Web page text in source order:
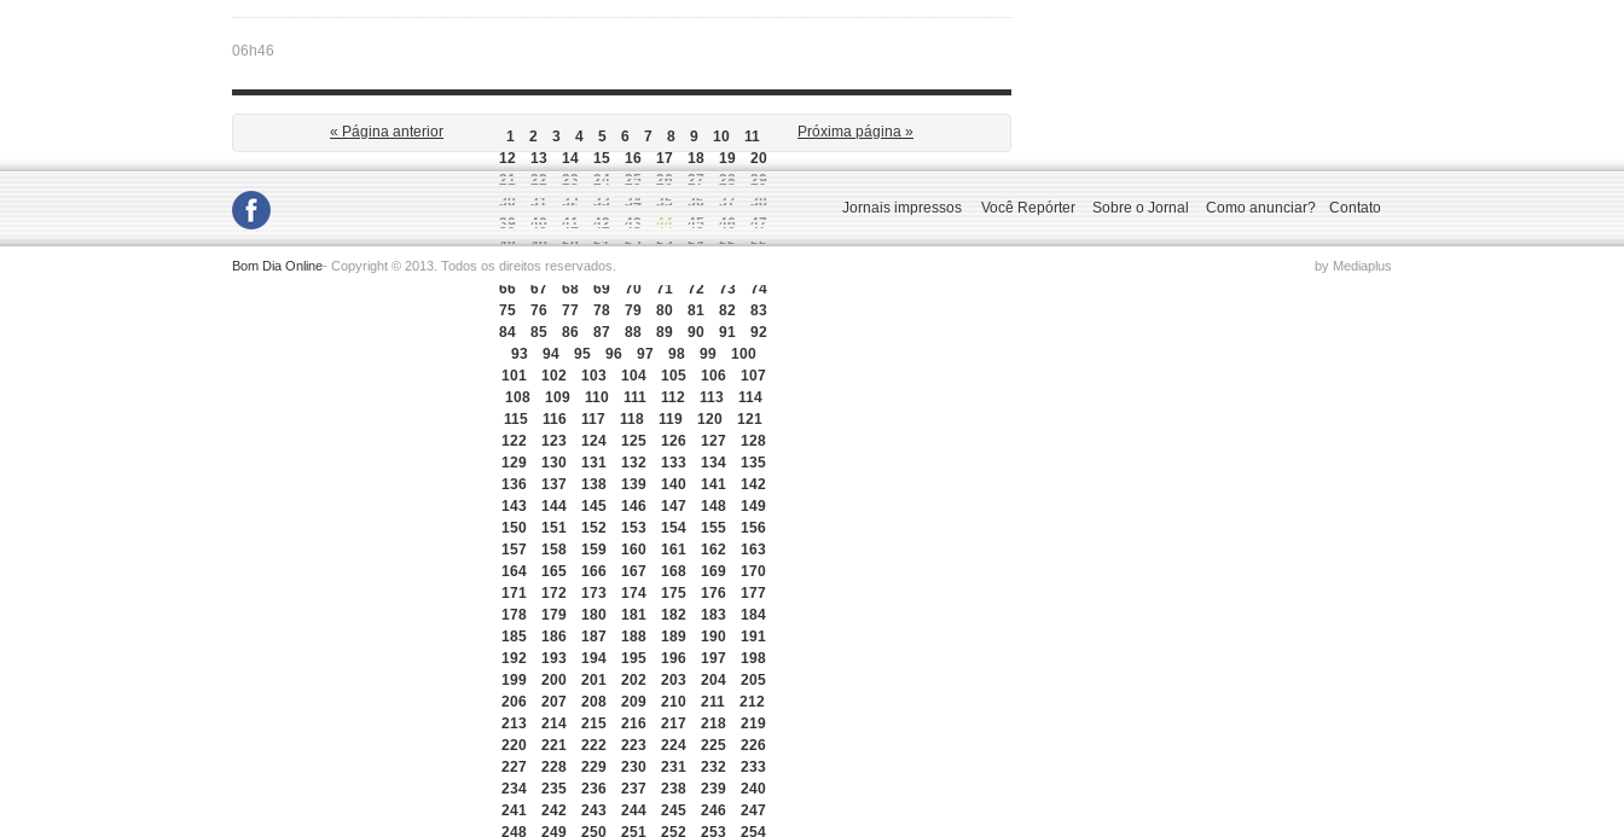
06h46
« Página anterior 1 2 3 4 5 6 7 8 9 10
11
12
13 14 15 16 17 18 19
20
21
22 23 24 25 26 27 28
29
30
31 32 33 34 35 36 37
38
39
40 41 42 43 44 45 46
47
48
49 50 51 52 53 54 55
56
57
58 59 60
66
67 68 69 70 71 72 73
74
75
76 77 78 79 80 81 82
83
84
85 86 87 88 89 90 91
92
93
94 95 96 97 98 99
100
101
102 103 104 105 106
107
108
109 110 111 112 113
114
115
116 117 118 119 120
121
122
123 124 125 126 127
128
129
130 131 132 133 134
135
136
137 138 139 140 141
142
143
144 145 146 147 148
149
150
151 152 153 154 155
156
157
158 159 160 161 162
163
164
165 166 167 168 169
170
171
172 173 174 175 176
177
178
179 180 181 182 183
184
185
186 187 188 189 190
191
192
193 194 195 196 197
198
199
200 201 202 203 204
205
206
207 208 209 210 211
212
213
214 215 216 217 218
219
220
221 222 223 224 225
226
227
228 229 230 231 232
233
234
235 236 237 238 239
240
241
242 243 244 245 246
247
248
249 250 251 252 253 254
Próxima página »
Jornais impressos Você Repórter Sobre o Jornal Como anunciar? Contato
Bom Dia Online- Copyright © 2013. Todos os direitos reservados. by Mediaplus